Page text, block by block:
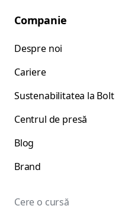
Companie
Despre noi
Cariere
Sustenabilitatea la Bolt
Centrul de presă
Blog
Brand
Cere o cursă